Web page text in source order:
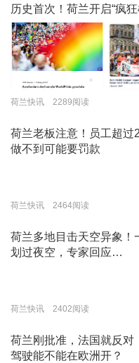
历史首次！荷兰开启“疯
荷兰快讯 2289阅读
荷兰老板注意！员工超过
做不到可能要罚款
荷兰快讯 2464阅读
荷兰多地目击天空异象！
划过夜空，专家回应…
荷兰快讯 2402阅读
荷兰刚批准，法国就反对
驾驶能不能在欧洲开？